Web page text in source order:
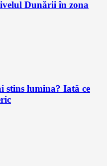
Dunării în zona
stins lumina? Iată ce